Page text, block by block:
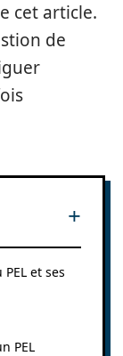
cet article.
de
et ses
PEL